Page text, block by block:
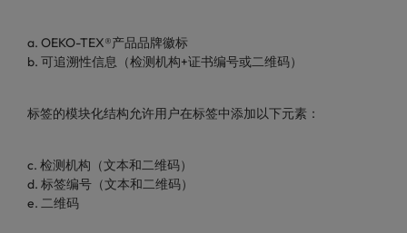
a. OEKO-TEX®产品品牌徽标
b. 可追溯性信息（检测机构+证书编号或二维码）
标签的模块化结构允许用户在标签中添加以下元素：
c. 检测机构（文本和二维码）
d. 标签编号（文本和二维码）
e. 二维码